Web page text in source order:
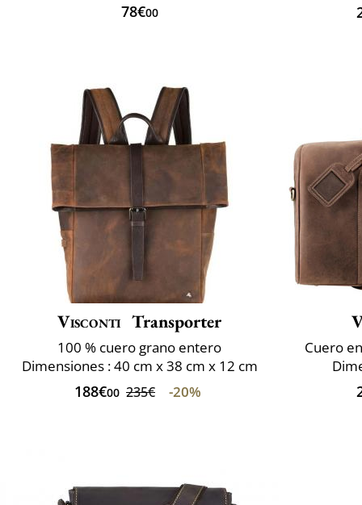
78€00
Visconti Transporter
100 % cuero grano entero
Dimensiones : 40 cm x 38 cm x 12 cm
188€00 235€ -20%
Cuero